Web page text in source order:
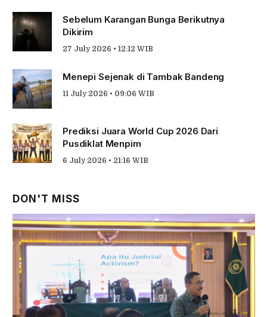
Sebelum Karangan Bunga Berikutnya
Dikirim
27 July 2026 • 12:12 WIB
Menepi Sejenak di Tambak Bandeng
11 July 2026 • 09:06 WIB
Prediksi Juara World Cup 2026 Dari
Pusdiklat Menpim
6 July 2026 • 21:16 WIB
DON'T MISS